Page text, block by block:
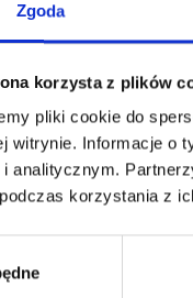
Zgoda
korzysta z plików
pliki cookie do
witrynie. Informacje o
analitycznym.
korzystania z
się więcej
Zaloguj się